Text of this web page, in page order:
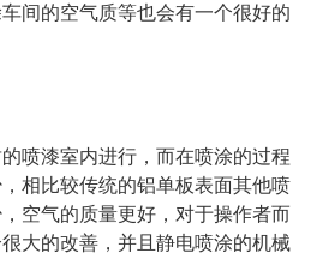
间的空气质等也会有一个很好的
喷漆室内进行，而在喷涂的过程
相比较传统的铝单板表面其他喷
空气的质量更好，对于操作者而
大的改善，并且静电喷涂的机械